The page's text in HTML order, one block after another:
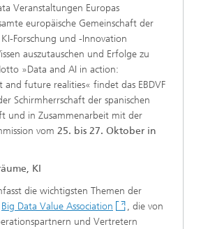
Veranstaltungen Europas
europäische Gemeinschaft der
Forschung und -Innovation
auszutauschen und Erfolge zu
»Data and AI in action:
and future realities« findet das EBDVF
Schirmherrschaft der spanischen
und in Zusammenarbeit mit der
vom 25. bis 27. Oktober in
KI
die wichtigsten Themen der
Big Data Value Association
, die von
und Vertretern